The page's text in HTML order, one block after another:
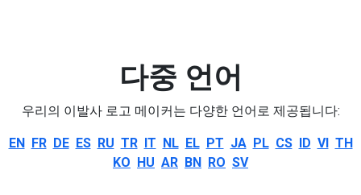
다중 언어
우리의 이발사 로고 메이커는 다양한 언어로 제공됩니다:
EN FR DE ES RU TR IT NL EL PT JA PL CS ID VI TH
KO HU AR BN RO SV